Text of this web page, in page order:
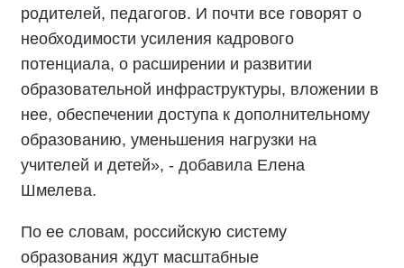
родителей, педагогов. И почти все говорят о
необходимости усиления кадрового
потенциала, о расширении и развитии
образовательной инфраструктуры, вложении в
нее, обеспечении доступа к дополнительному
образованию, уменьшения нагрузки на
учителей и детей», - добавила Елена
Шмелева.
По ее словам, российскую систему
образования ждут масштабные